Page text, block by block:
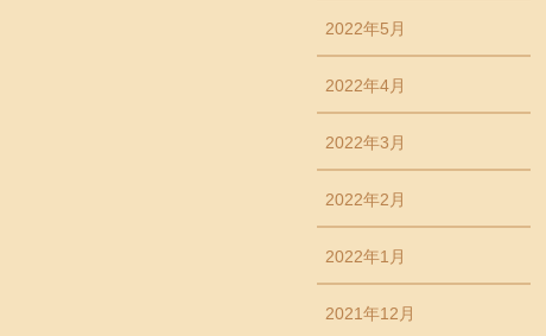
2022年5月
2022年4月
2022年3月
2022年2月
2022年1月
2021年12月